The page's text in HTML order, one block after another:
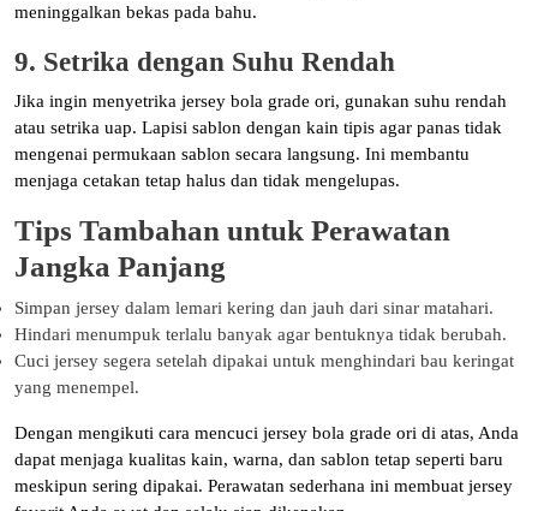
meninggalkan bekas pada bahu.
9. Setrika dengan Suhu Rendah
Jika ingin menyetrika jersey bola grade ori, gunakan suhu rendah
atau setrika uap. Lapisi sablon dengan kain tipis agar panas tidak
mengenai permukaan sablon secara langsung. Ini membantu
menjaga cetakan tetap halus dan tidak mengelupas.
Tips Tambahan untuk Perawatan
Jangka Panjang
Simpan jersey dalam lemari kering dan jauh dari sinar matahari.
Hindari menumpuk terlalu banyak agar bentuknya tidak berubah.
Cuci jersey segera setelah dipakai untuk menghindari bau keringat
yang menempel.
Dengan mengikuti cara mencuci jersey bola grade ori di atas, Anda
dapat menjaga kualitas kain, warna, dan sablon tetap seperti baru
meskipun sering dipakai. Perawatan sederhana ini membuat jersey